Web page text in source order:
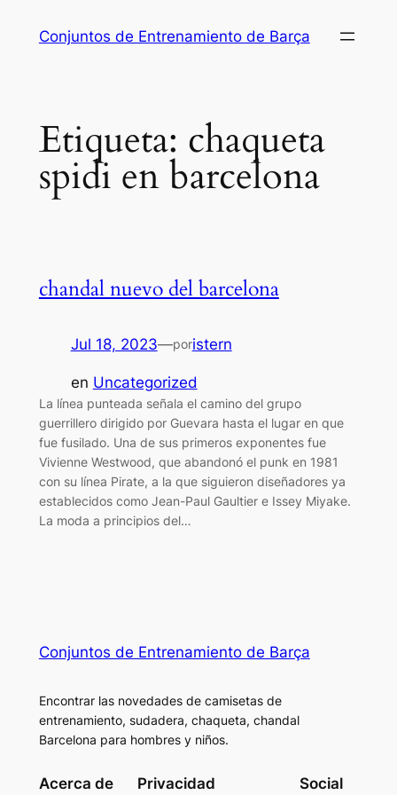
Conjuntos de Entrenamiento de Barça
Etiqueta: chaqueta
spidi en barcelona
chandal nuevo del barcelona
Jul 18, 2023—poristern
en Uncategorized
La línea punteada señala el camino del grupo
guerrillero dirigido por Guevara hasta el lugar en que
fue fusilado. Una de sus primeros exponentes fue
Vivienne Westwood, que abandonó el punk en 1981
con su línea Pirate, a la que siguieron diseñadores ya
establecidos como Jean-Paul Gaultier e Issey Miyake.
La moda a principios del…
Conjuntos de Entrenamiento de Barça
Encontrar las novedades de camisetas de
entrenamiento, sudadera, chaqueta, chandal
Barcelona para hombres y niños.
Acerca de Privacidad Social